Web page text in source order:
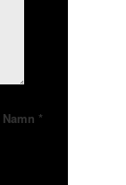
Namn *